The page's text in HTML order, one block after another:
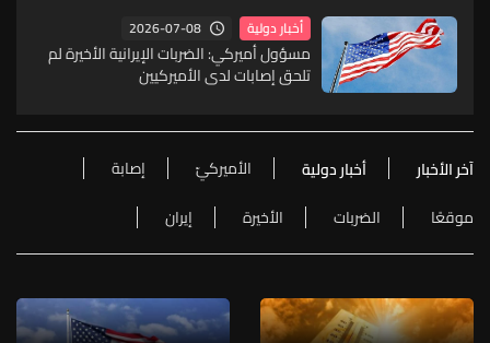
أخبار دولية 2026-07-08
مسؤول أميركي: الضربات الإيرانية الأخيرة لم
تلحق إصابات لدى الأميركيين
آخر الأخبار أخبار دولية الأميركيّ
إصابة
موقعًا
الضربات الأخيرة إيران